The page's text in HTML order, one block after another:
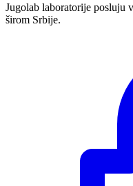
Jugolab laboratorije posluju
širom Srbije.